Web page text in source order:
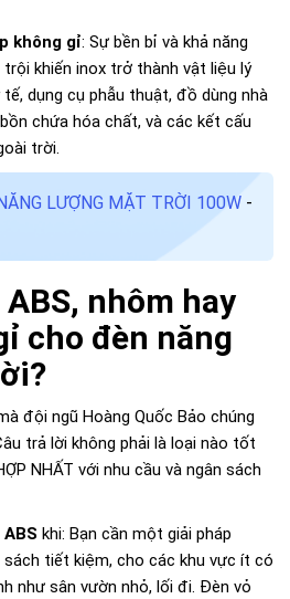
không gỉ: Sự bền bỉ và khả năng
khiến inox trở thành vật liệu lý
dụng cụ phẫu thuật, đồ dùng nhà
chứa hóa chất, và các kết cấu
trời.
LƯỢNG MẶT TRỜI 100W -
nhôm hay
cho đèn năng
đội ngũ Hoàng Quốc Bảo chúng
trả lời không phải là loại nào tốt
NHẤT với nhu cầu và ngân sách
khi: Bạn cần một giải pháp
sách tiết kiệm, cho các khu vực ít có
như sân vườn nhỏ, lối đi. Đèn vỏ